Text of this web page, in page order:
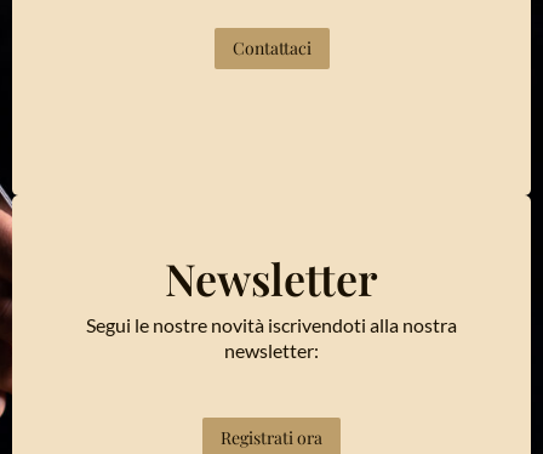
Contattaci
Newsletter
Segui le nostre novità iscrivendoti alla nostra
newsletter:
Registrati ora